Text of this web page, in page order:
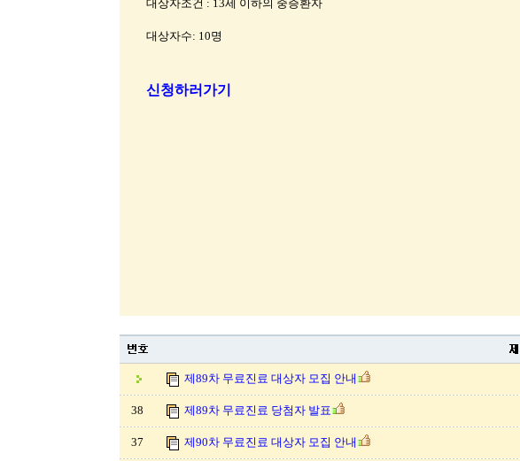
대상자조건 : 13세 이하의 중증환자
대상자수: 10명
신청하러가기
제89차 무료진료 대상자 모집 안내
38 제89차 무료진료 당첨자 발표
37 제90차 무료진료 대상자 모집 안내